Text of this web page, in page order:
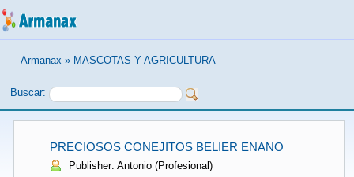
Armanax » MASCOTAS Y AGRICULTURA
Buscar:
PRECIOSOS CONEJITOS BELIER ENANO
Publisher: Antonio (Profesional)